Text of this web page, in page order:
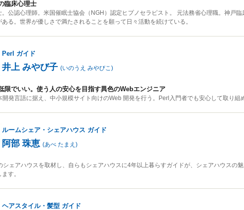
臨床心理士
。公認心理師。米国催眠士協会（NGH）認定ヒプノセラピスト。 元法務省心理職。神戸
ある。世界が優しさで満たされることを願って日々活動を続けている。
Perl ガイド
井上 みやび子 (いのうえ みやびこ )
限でいい。使う人の安心を目指す異色のWebエンジニア
開発言語に据え、中小規模サイト向けのWeb 開発を行う。Perl入門者でも安心して取り組
ルームシェア・シェアハウス ガイド
阿部 珠恵 (あべ たまえ )
シェアハウスを取材し、自らもシェアハウスに4年以上暮らすガイドが、シェアハウスの
す。
ヘアスタイル・髪型 ガイド